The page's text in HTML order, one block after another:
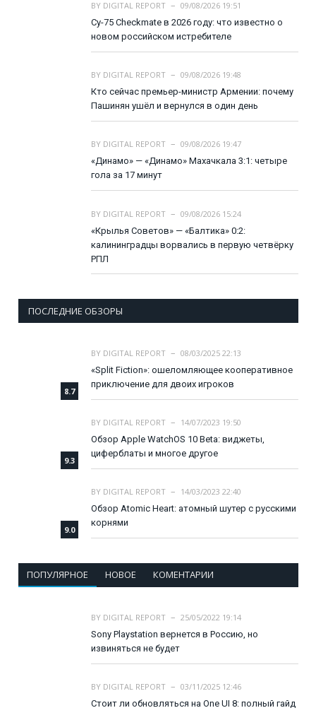
BY DIGITAL REPORT
09/08/2026 19:51
Су-75 Checkmate в 2026 году: что известно о
новом российском истребителе
BY DIGITAL REPORT
09/08/2026 19:48
Кто сейчас премьер-министр Армении: почему
Пашинян ушёл и вернулся в один день
BY DIGITAL REPORT
09/08/2026 19:47
«Динамо» — «Динамо» Махачкала 3:1: четыре
гола за 17 минут
BY DIGITAL REPORT
09/08/2026 15:24
«Крылья Советов» — «Балтика» 0:2:
калининградцы ворвались в первую четвёрку
РПЛ
ПОСЛЕДНИЕ ОБЗОРЫ
8.7
BY DIGITAL REPORT
08/03/2025 22:13
«Split Fiction»: ошеломляющее кооперативное
приключение для двоих игроков
9.3
BY DIGITAL REPORT
14/07/2023 19:50
Обзор Apple WatchOS 10 Beta: виджеты,
циферблаты и многое другое
9.0
BY DIGITAL REPORT
14/03/2023 22:40
Обзор Atomic Heart: атомный шутер с русскими
корнями
ПОПУЛЯРНОЕ НОВОЕ КОМЕНТАРИИ
BY DIGITAL REPORT
25/05/2022 19:14
Sony Playstation вернется в Россию, но
извиняться не будет
BY DIGITAL REPORT
03/11/2025 12:46
Стоит ли обновляться на One UI 8: полный гайд